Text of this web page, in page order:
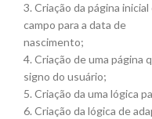
3. Criação da página
campo para a data de
nascimento;
4. Criação de uma página
signo do usuário;
5. Criação da uma lógica
6. Criação da lógica de